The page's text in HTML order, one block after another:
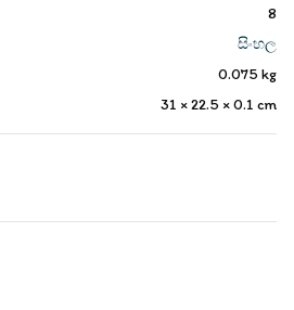
8
සිංහල
0.075 kg
31 × 22.5 × 0.1 cm